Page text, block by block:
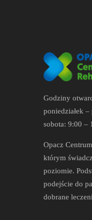
Godziny
poniedziałek
sobota: 9:00 –
Opacz
którym
poziomie.
podejście do
dobrane